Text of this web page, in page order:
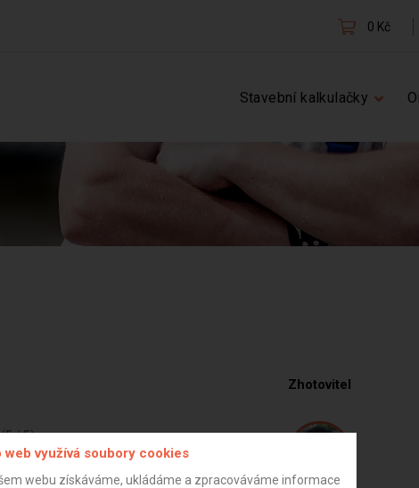
0 Kč
Stavební kalkulačky
(5/5)
Zhotovitel
web využívá soubory cookies
webu získáváme, ukládáme a zpracováváme informace